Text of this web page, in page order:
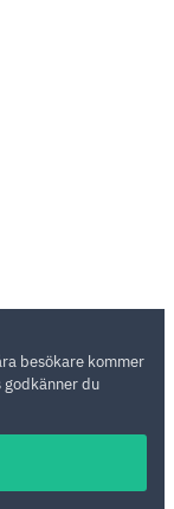
besökare kommer
du